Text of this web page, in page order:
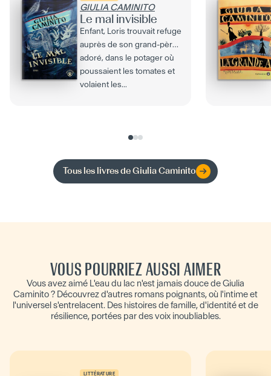
GIULIA CAMINITO
Le mal invisible
Enfant, Loris trouvait refuge
auprès de son grand-père
adoré, dans le potager où
poussaient les tomates et
volaient les...
Tous les livres deGiulia Caminito
VOUS POURRIEZ AUSSI AIMER
Vous avez aimé L'eau du lac n'est jamais douce de Giulia
Caminito ? Découvrez d'autres romans poignants, où l'intime et
l'universel s'entrelacent. Des histoires de famille, d'identité et de
résilience, portées par des voix inoubliables.
LITTÉRATURE